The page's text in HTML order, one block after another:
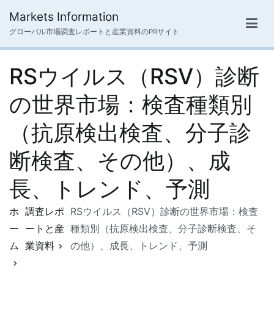
ス
Markets Information
グローバル市場調査レポートと産業資料のPRサイト
RSウイルス（RSV）診断
の世界市場：検査種類別
（抗原検出検査、分子診
断検査、その他）、成
長、トレンド、予測
ホ
ー
ム
調査レポ
ートと産
業資料
RSウイルス（RSV）診断の世界市場：検査
種類別（抗原検出検査、分子診断検査、そ
の他）、成長、トレンド、予測